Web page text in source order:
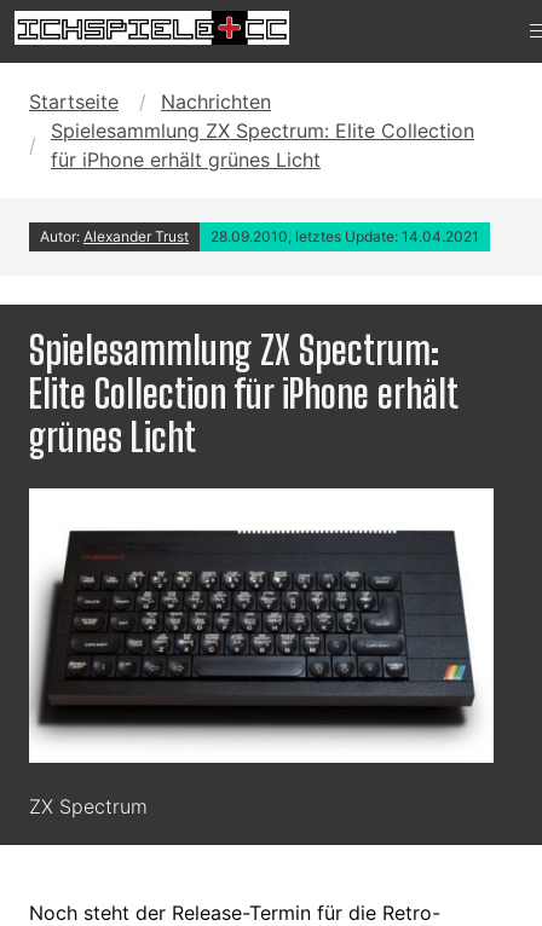
Startseite
Nachrichten
Spielesammlung ZX Spectrum: Elite Collection
für iPhone erhält grünes Licht
Autor: Alexander Trust 28.09.2010, letztes Update: 14.04.2021
Spielesammlung ZX Spectrum:
Elite Collection für iPhone erhält
grünes Licht
ZX Spectrum
Noch steht der Release-Termin für die Retro-